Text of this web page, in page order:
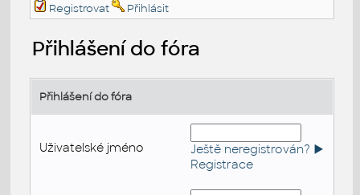
Registrovat
Přihlásit
Přihlášení do fóra
Přihlášení do fóra
Uživatelské jméno
Ještě neregistrován? ►
Registrace